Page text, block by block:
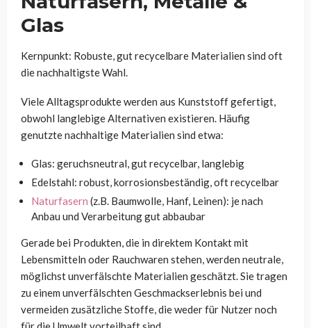
Glas
Kernpunkt: Robuste, gut recycelbare Materialien sind oft
die nachhaltigste Wahl.
Viele Alltagsprodukte werden aus Kunststoff gefertigt,
obwohl langlebige Alternativen existieren. Häufig
genutzte nachhaltige Materialien sind etwa:
Glas: geruchsneutral, gut recycelbar, langlebig
Edelstahl: robust, korrosionsbeständig, oft recycelbar
Naturfasern (z.B. Baumwolle, Hanf, Leinen): je nach
Anbau und Verarbeitung gut abbaubar
Gerade bei Produkten, die in direktem Kontakt mit
Lebensmitteln oder Rauchwaren stehen, werden neutrale,
möglichst unverfälschte Materialien geschätzt. Sie tragen
zu einem unverfälschten Geschmackserlebnis bei und
vermeiden zusätzliche Stoffe, die weder für Nutzer noch